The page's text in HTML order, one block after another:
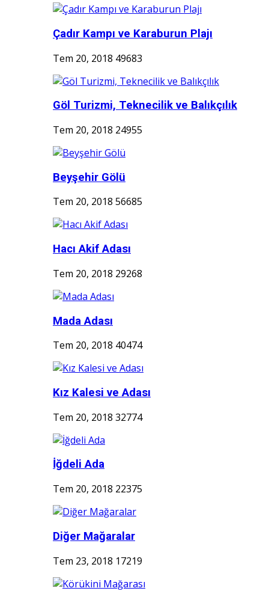
Çadır Kampı ve Karaburun Plajı
Tem 20, 2018 49683
Göl Turizmi, Teknecilik ve Balıkçılık
Tem 20, 2018 24955
Beyşehir Gölü
Tem 20, 2018 56685
Hacı Akif Adası
Tem 20, 2018 29268
Mada Adası
Tem 20, 2018 40474
Kız Kalesi ve Adası
Tem 20, 2018 32774
İğdeli Ada
Tem 20, 2018 22375
Diğer Mağaralar
Tem 23, 2018 17219